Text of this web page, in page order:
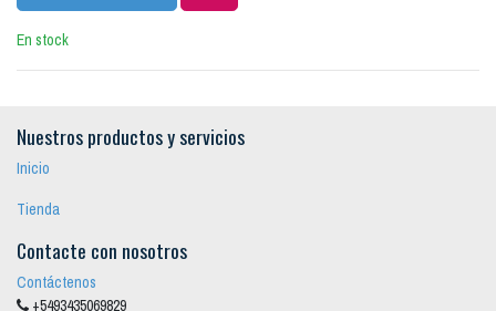
En stock
Nuestros productos y servicios
Inicio
Tienda
Contacte con nosotros
Contáctenos
+5493435069829